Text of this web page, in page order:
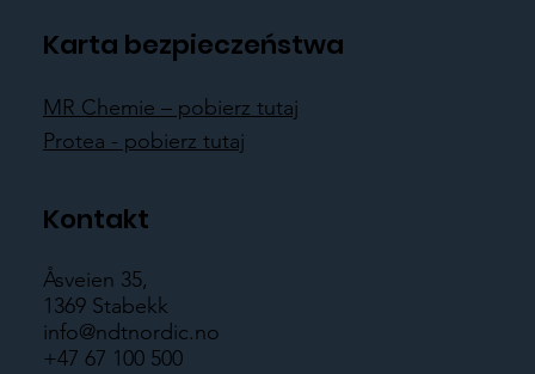
Karta bezpieczeństwa
MR Chemie – pobierz tutaj
Protea - pobierz tutaj
Kontakt
Åsveien 35,
1369 Stabekk
info@ndtnordic.no
+47 67 100 500